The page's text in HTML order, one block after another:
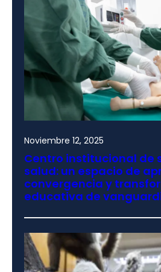
Noviembre 12, 2025
Centro institucional de
salud: un espacio de
convergencia y
educativa de